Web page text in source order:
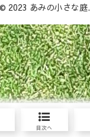
© 2023 あみの小さな庭.
目次へ